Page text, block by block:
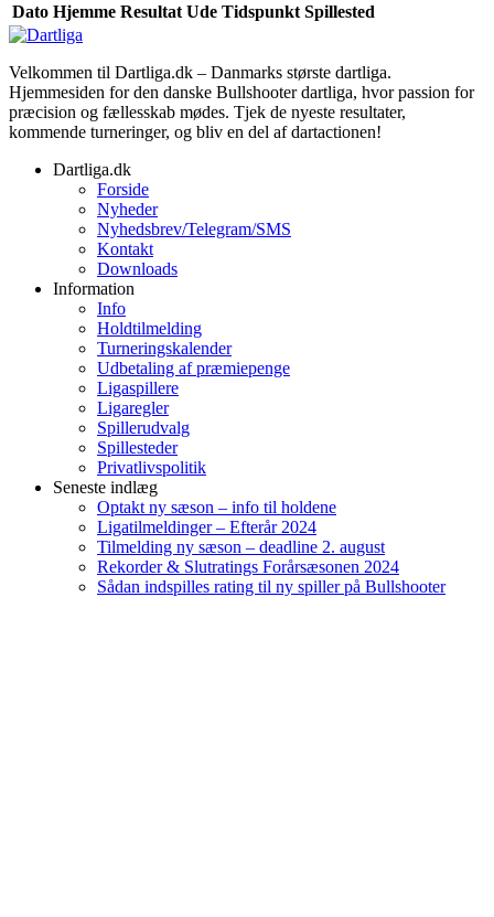
Dato Hjemme Resultat Ude Tidspunkt Spillested
Velkommen til Dartliga.dk – Danmarks største dartliga.
Hjemmesiden for den danske Bullshooter dartliga, hvor passion for
præcision og fællesskab mødes. Tjek de nyeste resultater,
kommende turneringer, og bliv en del af dartactionen!
Dartliga.dk
Forside
Nyheder
Nyhedsbrev/Telegram/SMS
Kontakt
Downloads
Information
Info
Holdtilmelding
Turneringskalender
Udbetaling af præmiepenge
Ligaspillere
Ligaregler
Spillerudvalg
Spillesteder
Privatlivspolitik
Seneste indlæg
Optakt ny sæson – info til holdene
Ligatilmeldinger – Efterår 2024
Tilmelding ny sæson – deadline 2. august
Rekorder & Slutratings Forårsæsonen 2024
Sådan indspilles rating til ny spiller på Bullshooter